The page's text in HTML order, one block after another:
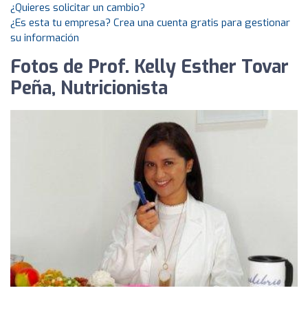
¿Quieres solicitar un cambio?
¿Es esta tu empresa? Crea una cuenta gratis para gestionar
su información
Fotos de Prof. Kelly Esther Tovar
Peña, Nutricionista